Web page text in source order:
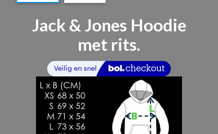
Jack & Jones Hoodie
met rits.